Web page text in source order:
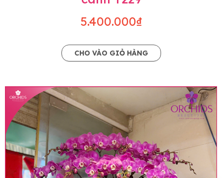
5.400.000₫
CHO VÀO GIỎ HÀNG